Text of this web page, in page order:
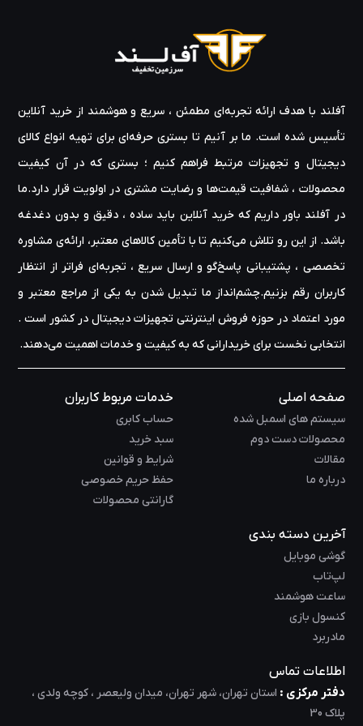
آفلند با هدف ارائه‌ تجربه‌ای مطمئن ، سریع و هوشمند از خرید آنلاین
تأسیس شده است. ما بر آنیم تا بستری حرفه‌ای برای تهیه‌ انواع کالای
دیجیتال و تجهیزات مرتبط فراهم کنیم ؛ بستری که در آن کیفیت
محصولات ، شفافیت قیمت‌ها و رضایت مشتری در اولویت قرار دارد.ما
در آفلند باور داریم که خرید آنلاین باید ساده ، دقیق و بدون دغدغه
باشد. از این رو تلاش می‌کنیم تا با تأمین کالاهای معتبر، ارائه‌ی مشاوره‌
تخصصی ، پشتیبانی پاسخ‌گو و ارسال سریع ، تجربه‌ای فراتر از انتظار
کاربران رقم بزنیم.چشم‌انداز ما تبدیل شدن به یکی از مراجع معتبر و
مورد اعتماد در حوزه‌ فروش اینترنتی تجهیزات دیجیتال در کشور است .
انتخابی نخست برای خریدارانی که به کیفیت و خدمات اهمیت می‌دهند.
صفحه اصلی
سیستم های اسمبل شده
محصولات دست دوم
مقالات
درباره ما
خدمات مربوط کاربران
حساب کابری
سبد خرید
شرایط و قوانین
حفظ حریم خصوصی
گارانتی محصولات
آخرین دسته بندی
گوشی موبایل
لپ‌تاب
ساعت هوشمند
کنسول بازی
مادربرد
اطلاعات تماس
دفتر مرکزی : استان تهران، شهر تهران، میدان ولیعصر ، کوچه ولدی ،
پلاک 30